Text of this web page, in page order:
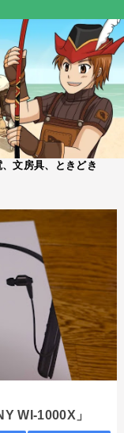
文房具、ときどき
WI-1000X」